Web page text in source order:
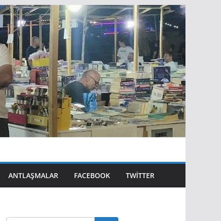
ANTLAŞMALAR FACEBOOK TWITTER